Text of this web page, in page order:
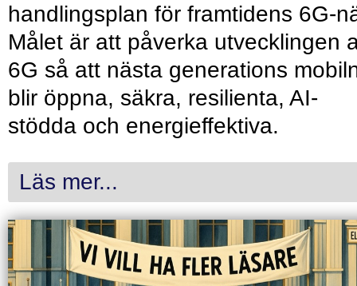
handlingsplan för framtidens 6G-
Målet är att påverka utvecklingen
6G så att nästa generations
blir öppna, säkra, resilienta, AI-
stödda och energieffektiva.
Läs mer...